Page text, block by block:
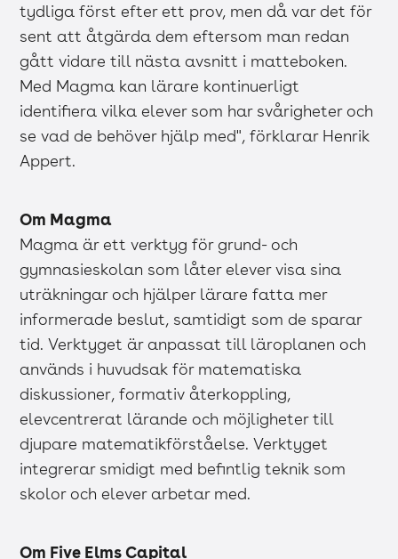
tydliga först efter ett prov, men då var det för
sent att åtgärda dem eftersom man redan
gått vidare till nästa avsnitt i matteboken.
Med Magma kan lärare kontinuerligt
identifiera vilka elever som har svårigheter och
se vad de behöver hjälp med", förklarar Henrik
Appert.
Om Magma
Magma är ett verktyg för grund- och
gymnasieskolan som låter elever visa sina
uträkningar och hjälper lärare fatta mer
informerade beslut, samtidigt som de sparar
tid. Verktyget är anpassat till läroplanen och
används i huvudsak för matematiska
diskussioner, formativ återkoppling,
elevcentrerat lärande och möjligheter till
djupare matematikförståelse. Verktyget
integrerar smidigt med befintlig teknik som
skolor och elever arbetar med.
Om Five Elms Capital